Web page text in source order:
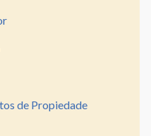
de Propiedade